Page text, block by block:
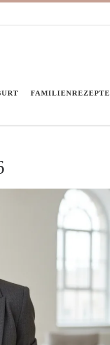
FAMILIENREZEPTE